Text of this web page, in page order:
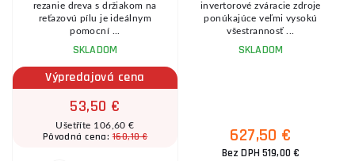
rezanie dreva s držiakom na
reťazovú pílu je ideálnym
pomocní ...
SKLADOM
Výpredajová cena
53,50 €
Ušetříte 106,60 €
Pôvodná cena:160,10 €
invertorové zváracie zdroje
ponúkajúce veľmi vysokú
všestrannosť ...
SKLADOM
627,50 €
Bez DPH 519,00 €